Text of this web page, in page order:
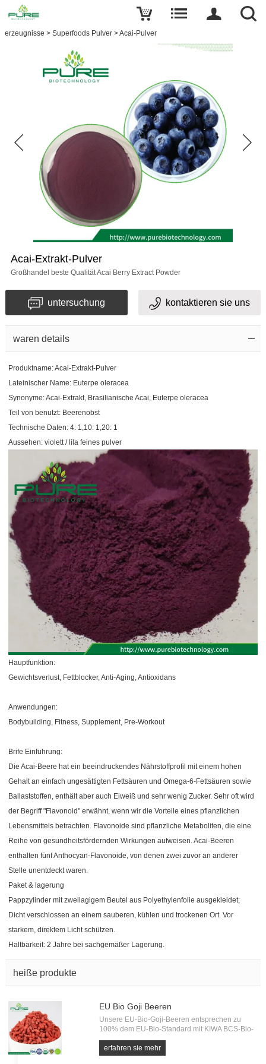
erzeugnisse > Superfoods Pulver >Acai-Pulver
Acai-Extrakt-Pulver
Großhandel beste Qualität Acai Berry Extract Powder
untersuchung kontaktieren sie uns
waren details
Produktname: Acai-Extrakt-Pulver
Lateinischer Name: Euterpe oleracea
Synonyme: Acai-Extrakt, Brasilianische Acai, Euterpe oleracea
Teil von benutzt: Beerenobst
Technische Daten: 4: 1,10: 1,20: 1
Aussehen: violett / lila feines pulver
Hauptfunktion:
Gewichtsverlust, Fettblocker, Anti-Aging, Antioxidans
Anwendungen:
Bodybuilding, Fitness, Supplement, Pre-Workout
Brife Einführung:
Die Acai-Beere hat ein beeindruckendes Nährstoffprofil mit einem hohen
Gehalt an einfach ungesättigten Fettsäuren und Omega-6-Fettsäuren sowie
Ballaststoffen, enthält aber auch Eiweiß und sehr wenig Zucker. Sehr oft wird
der Begriff "Flavonoid" erwähnt, wenn wir die Vorteile eines pflanzlichen
Lebensmittels betrachten. Flavonoide sind pflanzliche Metaboliten, die eine
Reihe von gesundheitsfördernden Wirkungen aufweisen. Acai-Beeren
enthalten fünf Anthocyan-Flavonoide, von denen zwei zuvor an anderer
Stelle unentdeckt waren.
Paket & lagerung
Pappzylinder mit zweilagigem Beutel aus Polyethylenfolie ausgekleidet;
Dicht verschlossen an einem sauberen, kühlen und trockenen Ort. Vor
starkem, direktem Licht schützen.
Haltbarkeit: 2 Jahre bei sachgemäßer Lagerung.
heiße produkte
EU Bio Goji Beeren
Unsere EU-Bio-Goji-Beeren entsprechen zu
100% dem EU-Bio-Standard mit KIWA BCS-Bio-
Zertifizierung. Jede Charge von Bio-Goji muss
auf Pestizidrückstände, Schwermetalle und
Mikroorganismen getestet werden. Alle von der
erfahren sie mehr